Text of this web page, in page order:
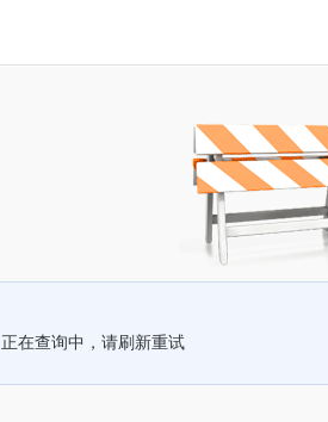
正在查询中，请刷新重试